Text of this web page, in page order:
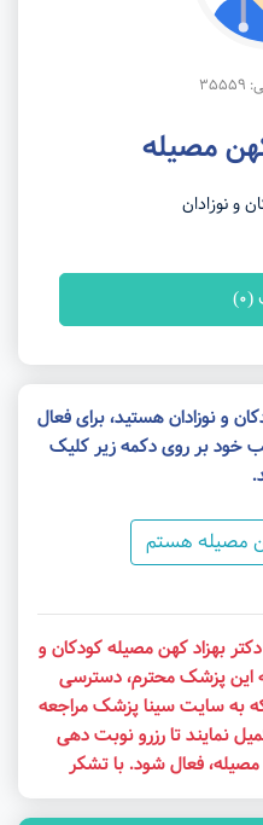
مصیله
و نوزادان
و نوزادان هستید، برای فعال
خود بر روی دکمه زیر کلیک
مصیله هستم
بهزاد کهن مصیله کودکان و
به این پزشک محترم، دسترسی
که به سایت سینا پزشک مراجعه
نمایند تا رزرو نوبت دهی
فعال شود. با تشکر